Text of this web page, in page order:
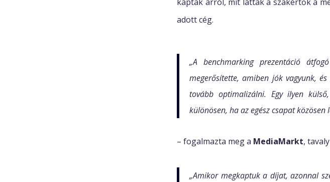
adott cég.
„A benchmarking prezentáció
megerősítette, amiben jók vagyunk,
tovább optimalizálni. Egy ilyen
különösen, ha az egész csapat közösen
– fogalmazta meg a MediaMarkt,
„Amikor megkaptuk a díjat, azonnal